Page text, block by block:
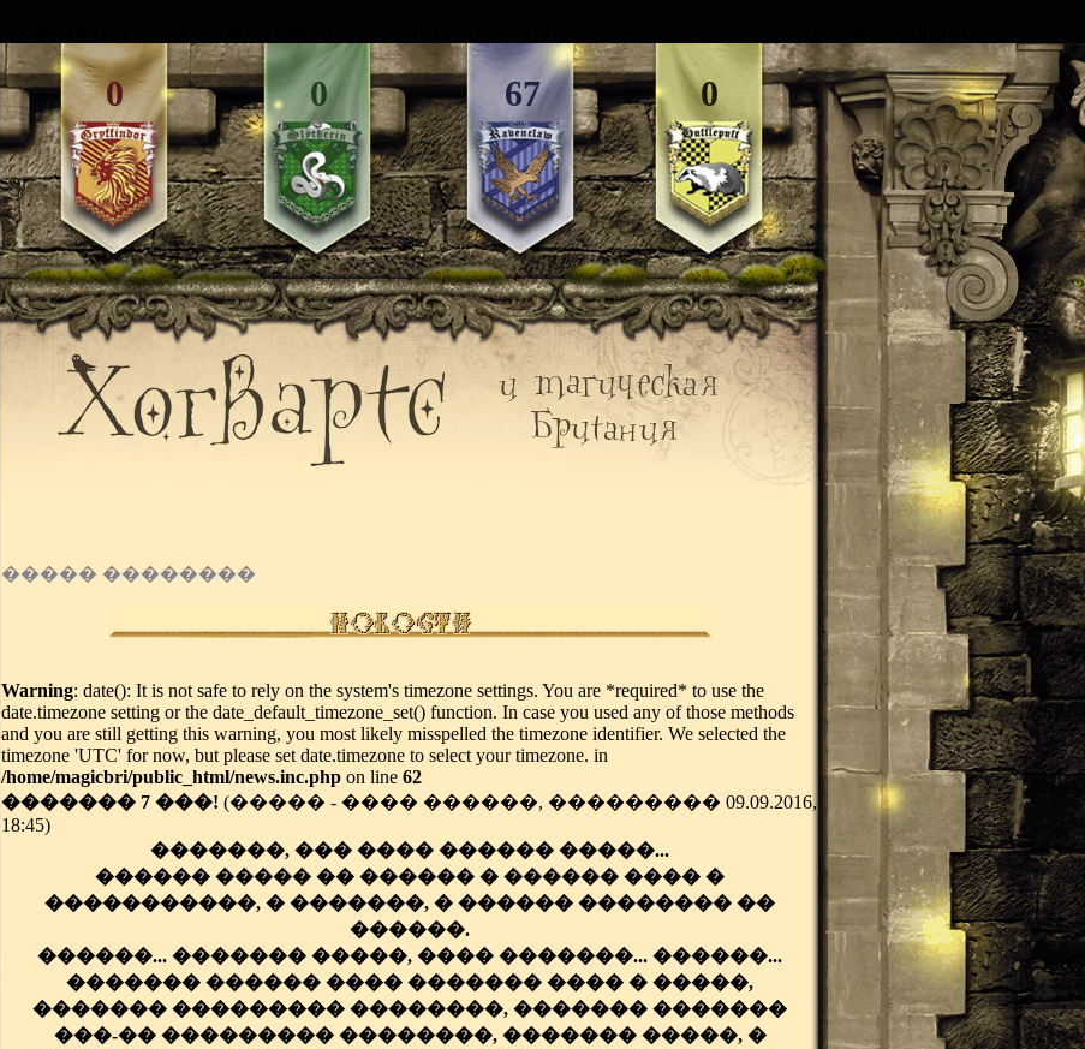
0 0 67 0
����� ��������
Warning: date(): It is not safe to rely on the system's timezone settings. You are *required* to use the
date.timezone setting or the date_default_timezone_set() function. In case you used any of those methods
and you are still getting this warning, you most likely misspelled the timezone identifier. We selected the
timezone 'UTC' for now, but please set date.timezone to select your timezone. in
/home/magicbri/public_html/news.inc.php on line 62
������� 7 ���! (����� - ���� ������, ��������� 09.09.2016,
18:45)
�������, ��� ���� ������ �����...
������ ����� �� ������ � ������ ���� �
�����������, � �������, � ������ �������� ��
������.
������... ������� �����, ���� �������... ������...
������� ������ ���� ������� ���� � �����,
������� ��������� ��������, ������� �������
���-�� ��������� ��������, ������� �����, �